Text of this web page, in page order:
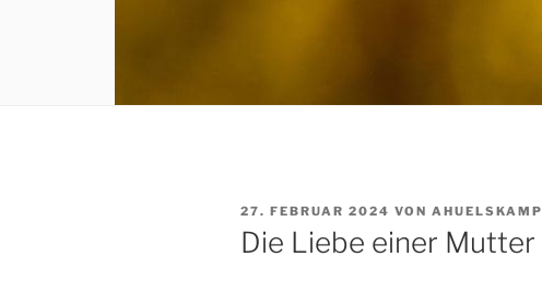
VERÖFFENTLICHT
AM
27. FEBRUAR 2024 VON AHUELSKAMP
Die Liebe einer Mutter